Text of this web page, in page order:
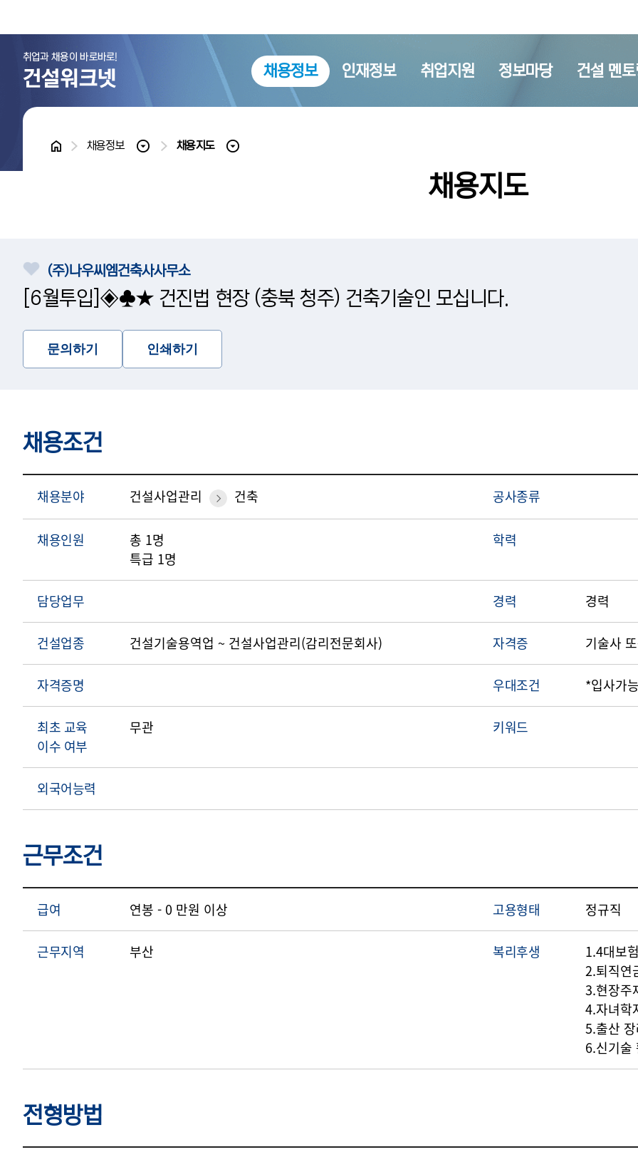
채용정보 인재정보 취업지원 정보마당 건설 멘
홈 채용정보 채용지도
채용지도
(주)나우씨엠건축사사무소
[6월투입]◈♣★ 건진법 현장 (충북 청주) 건축기술인 모십니다.
문의하기 인쇄하기
채용조건
채용분야 건설사업관리 건축 공사종류
채용인원
총 1명
특급 1명
학력
담당업무 경력 경력
건설업종 건설기술용역업 ~ 건설사업관리(감리전문회사) 자격증 기술사
자격증명 우대조건 *입사가
최초 교육
이수 여부
무관 키워드
외국어능력
근무조건
급여 연봉 - 0 만원 이상 고용형태 정규직
근무지역 부산 복리후생
1.4대보험
2.퇴직연
3.현장주
4.자녀학
5.출산
6.신기술
전형방법